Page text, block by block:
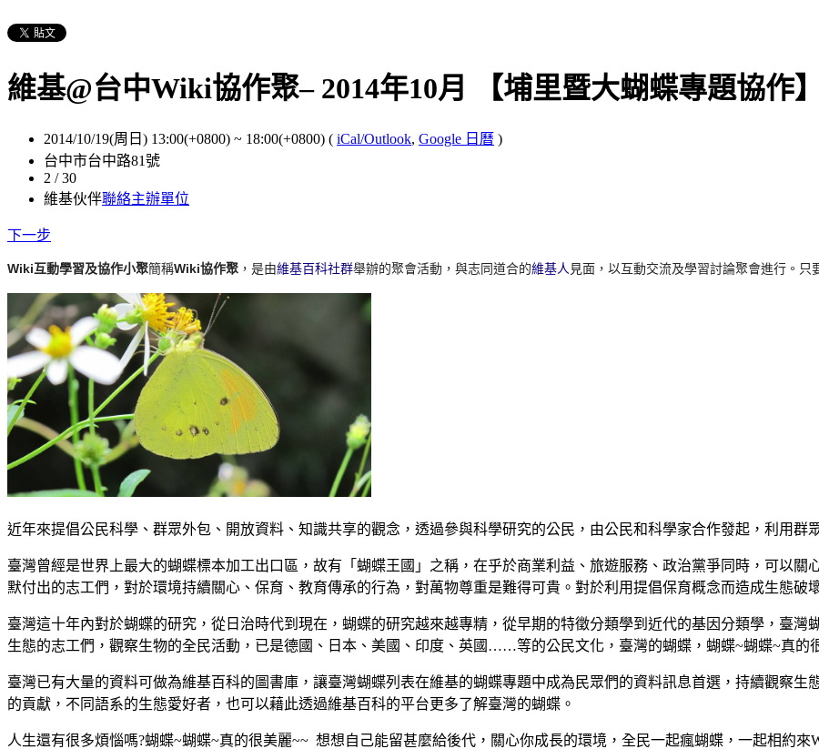
維基@台中Wiki協作聚– 2014年10月 【埔里暨大蝴蝶專題協作】
2014/10/19(周日) 13:00(+0800) ~ 18:00(+0800) ( iCal/Outlook, Google 日曆 )
台中市台中路81號
2 / 30
維基伙伴聯絡主辦單位
下一步
Wiki互動學習及協作小聚簡稱Wiki協作聚 ，是由維基百科社群舉辦的聚會活動，與志同道合的維基人 見面，以互動交流及學習討論聚會進行。只
近年來提倡公民科學、群眾外包、開放資料、知識共享的觀念，透過參與科學研究的公民，由公民和科學家合作發起，利用群
臺灣曾經是世界上最大的蝴蝶標本加工出口區，故有「蝴蝶王國」之稱，在乎於商業利益、旅遊服務、政治黨爭同時，可以
默付出的志工們，對於環境持續關心、保育、教育傳承的行為，對萬物尊重是難得可貴。對於利用提倡保育概念而造成生態破
臺灣這十年內對於蝴蝶的研究，從日治時代到現在，蝴蝶的研究越來越專精，從早期的特徵分類學到近代的基因分類學，臺
生態的志工們，觀察生物的全民活動，已是德國、日本、美國、印度、英國……等的公民文化，臺灣的蝴蝶，蝴蝶~蝴蝶~真的
臺灣已有大量的資料可做為維基百科的圖書庫，讓臺灣蝴蝶列表在維基的蝴蝶專題中成為民眾們的資料訊息首選，持續觀察
的貢獻，不同語系的生態愛好者，也可以藉此透過維基百科的平台更多了解臺灣的蝴蝶。
人生還有很多煩惱嗎?蝴蝶~蝴蝶~真的很美麗~~ 想想自己能留甚麼給後代，關心你成長的環境，全民一起瘋蝴蝶，一起相約來